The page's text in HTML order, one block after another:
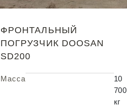
ФРОНТАЛЬНЫЙ
ПОГРУЗЧИК DOOSAN
SD200
Масса
10
700
кг